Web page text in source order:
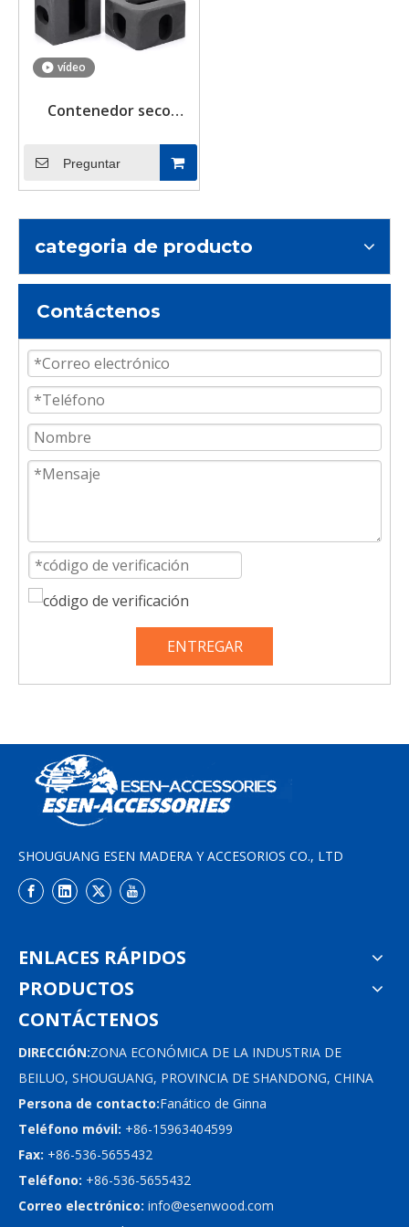
contenedores
especiales para la venta
vídeo
Contenedor seco
Certificado ISO 1161
Preguntar
categoria de producto
Contáctenos
ENTREGAR
SHOUGUANG ESEN MADERA Y ACCESORIOS CO., LTD
ENLACES RÁPIDOS
PRODUCTOS
CONTÁCTENOS
DIRECCIÓN:ZONA ECONÓMICA DE LA INDUSTRIA DE
BEILUO, SHOUGUANG, PROVINCIA DE SHANDONG, CHINA
Persona de contacto:Fanático de Ginna
Teléfono móvil: +86-15963404599
Fax: +86-536-5655432
Teléfono: +86-536-5655432
Correo electrónico: info@esenwood.com